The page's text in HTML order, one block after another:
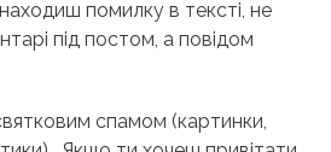
помилку в тексті, не
під постом, а повідом
спамом (картинки,